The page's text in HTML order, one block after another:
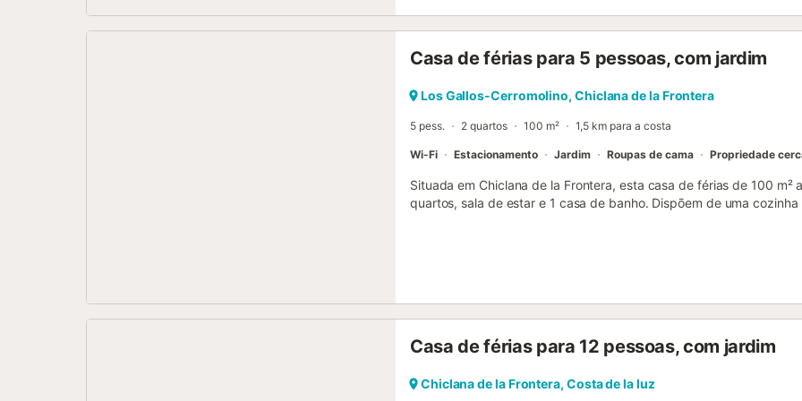
também podem desfrutar de um espaço exterior partilhado com
estimação, fumar e festas. Está disponível um aluguer externo de
poupança de luz e água....
Casa de férias para 5 pessoas, com jardim
Los Gallos-Cerromolino, Chiclana de la Frontera
5 pess. 2 quartos 100 m² 1,5 km para a costa
Wi-Fi Estacionamento Jardim Roupas de cama Propriedade
Situada em Chiclana de la Frontera, esta casa de férias de 100 m²
quartos, sala de estar e 1 casa de banho. Dispõem de uma
videochamadas, espaço de trabalho dedicado, máquina de lavar
privada para cozinharem ao ar livre. No exterior, aproveitem o
acesso a atividades costeiras. Têm acesso a 1 lugar de
Casa de férias para 12 pessoas, com jardim
Chiclana de la Frontera, Costa de la luz